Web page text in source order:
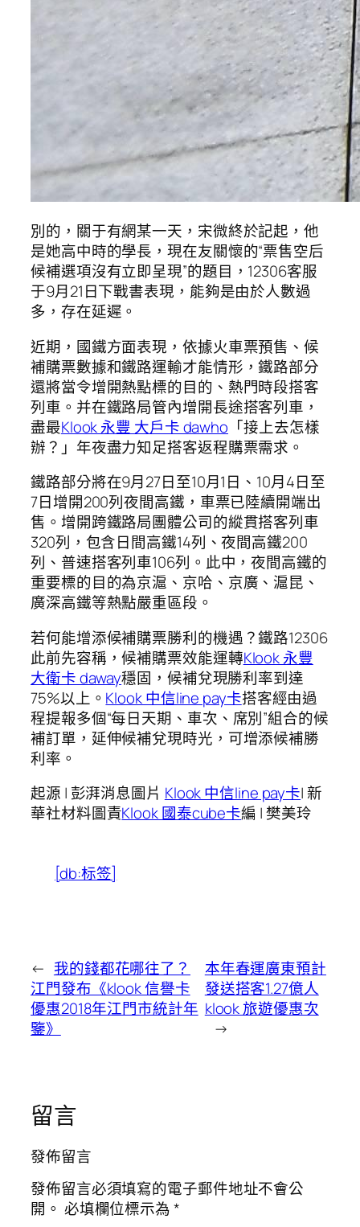
別的，關于有網某一天，宋微終於記起，他
是她高中時的學長，現在友關懷的“票售空后
候補選項沒有立即呈現”的題目，12306客服
于9月21日下戰書表現，能夠是由於人數過
多，存在延遲。
近期，國鐵方面表現，依據火車票預售、候
補購票數據和鐵路運輸才能情形，鐵路部分
還將當令增開熱點標的目的、熱門時段搭客
列車。并在鐵路局管內增開長途搭客列車，
盡最Klook 永豐 大戶卡 dawho 「接上去怎樣
辦？」年夜盡力知足搭客返程購票需求。
鐵路部分將在9月27日至10月1日、10月4日至
7日增開200列夜間高鐵，車票已陸續開端出
售。增開跨鐵路局團體公司的縱貫搭客列車
320列，包含日間高鐵14列、夜間高鐵200
列、普速搭客列車106列。此中，夜間高鐵的
重要標的目的為京滬、京哈、京廣、滬昆、
廣深高鐵等熱點嚴重區段。
若何能增添候補購票勝利的機遇？鐵路12306
此前先容稱，候補購票效能運轉Klook 永豐
大衛卡 daway穩固，候補兌現勝利率到達
75%以上。 Klook 中信line pay卡搭客經由過
程提報多個“每日天期、車次、席別”組合的候
補訂單，延伸候補兌現時光，可增添候補勝
利率。
起源 | 彭湃消息圖片 Klook 中信line pay卡| 新
華社材料圖責Klook 國泰cube卡編 | 樊美玲
[db:标签]
← 我的錢都花哪往了？
江門發布《klook 信譽卡
優惠2018年江門市統計年
鑒》
本年春運廣東預計
發送搭客1.27億人
klook 旅遊優惠次
→
留言
發佈留言
發佈留言必須填寫的電子郵件地址不會公
開。 必填欄位標示為*